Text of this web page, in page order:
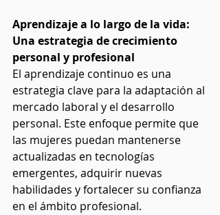
Aprendizaje a lo largo de la vida:
Una estrategia de crecimiento
personal y profesional
El aprendizaje continuo es una
estrategia clave para la adaptación al
mercado laboral y el desarrollo
personal. Este enfoque permite que
las mujeres puedan mantenerse
actualizadas en tecnologías
emergentes, adquirir nuevas
habilidades y fortalecer su confianza
en el ámbito profesional.